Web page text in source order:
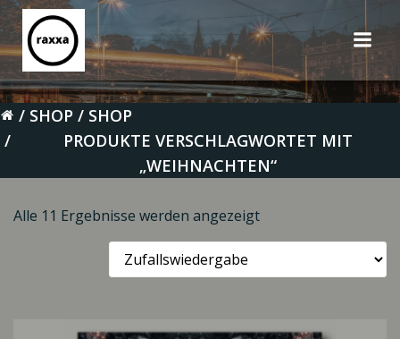
Inhalt
springen
SHOP
SHOP
PRODUKTE VERSCHLAGWORTET MIT
„WEIHNACHTEN“
Alle 11 Ergebnisse werden angezeigt